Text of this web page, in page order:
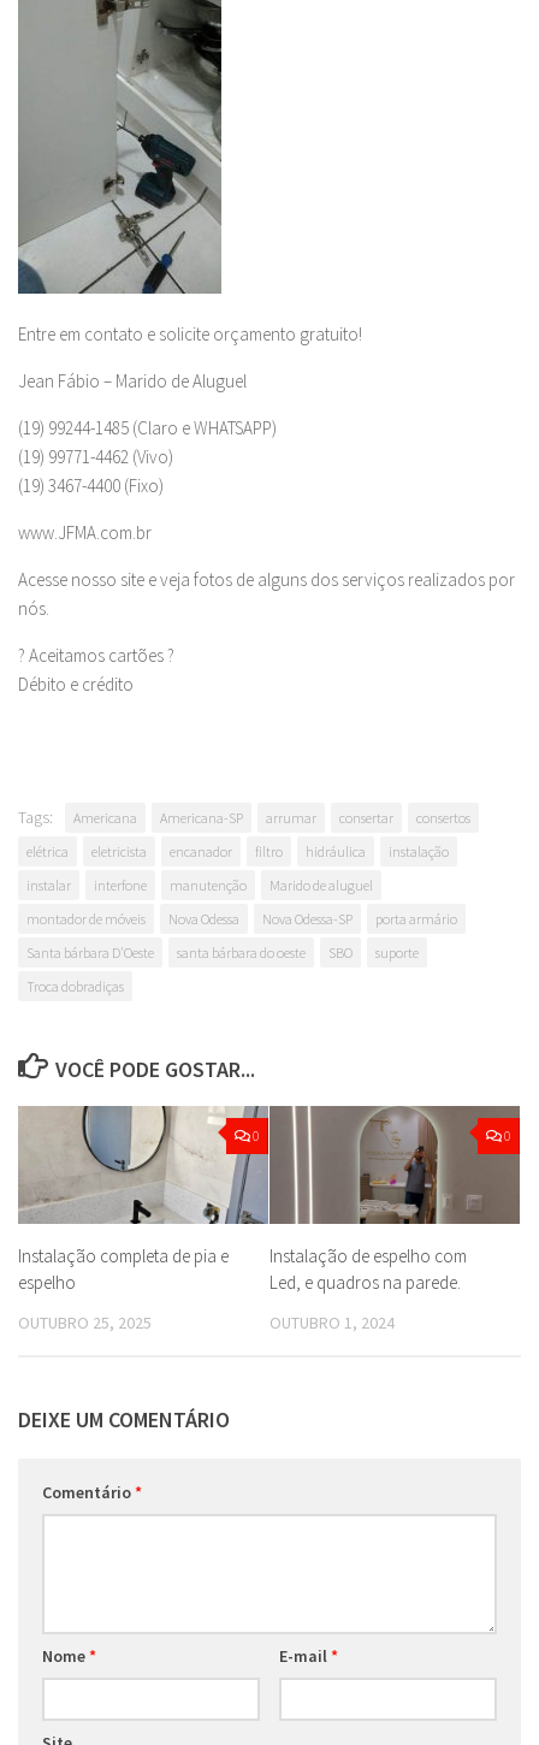
Entre em contato e solicite orçamento gratuito!
Jean Fábio – Marido de Aluguel
(19) 99244-1485 (Claro e WHATSAPP)
(19) 99771-4462 (Vivo)
(19) 3467-4400 (Fixo)
www.JFMA.com.br
Acesse nosso site e veja fotos de alguns dos serviços realizados por
nós.
? Aceitamos cartões ?
Débito e crédito
Tags: Americana Americana-SP arrumar consertar
consertos
elétrica
eletricista encanador filtro hidráulica
instalação
instalar
interfone manutenção
Marido de aluguel
montador de móveis
Nova Odessa Nova Odessa-SP
porta armário
Santa bárbara D'Oeste
santa bárbara do oeste SBO
suporte
Troca dobradiças
VOCÊ PODE GOSTAR...
0
Instalação completa de pia e
espelho
OUTUBRO 25, 2025
0
Instalação de espelho com
Led, e quadros na parede.
OUTUBRO 1, 2024
DEIXE UM COMENTÁRIO
Comentário*
Nome* E-mail *